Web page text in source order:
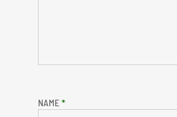
NAME *